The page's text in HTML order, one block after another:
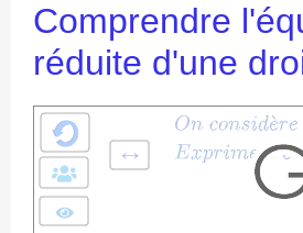
auto-évaluations
TICE
Sujets de bac
Programmes officiels
Orientation
Comprendre
réduite d'une